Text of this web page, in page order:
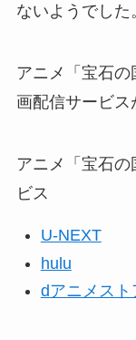
ないようでした
アニメ「宝石
画配信サービス
アニメ「宝石
ビス
U-NEXT
hulu
dアニメスト